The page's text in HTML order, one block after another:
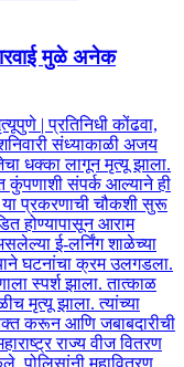
मुळे अनेक